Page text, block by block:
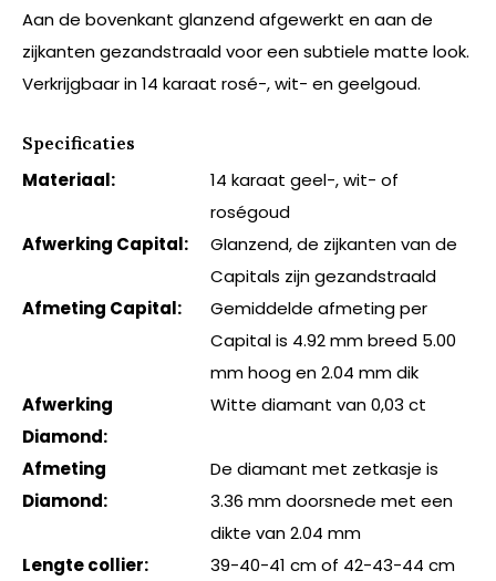
Aan de bovenkant glanzend afgewerkt en aan de
zijkanten gezandstraald voor een subtiele matte look.
Verkrijgbaar in 14 karaat rosé-, wit- en geelgoud.
Specificaties
Materiaal:
14 karaat geel-, wit- of
roségoud
Afwerking Capital:
Glanzend, de zijkanten van de
Capitals zijn gezandstraald
Afmeting Capital:
Gemiddelde afmeting per
Capital is 4.92 mm breed 5.00
mm hoog en 2.04 mm dik
Afwerking
Diamond:
Witte diamant van 0,03 ct
Afmeting
Diamond:
De diamant met zetkasje is
3.36 mm doorsnede met een
dikte van 2.04 mm
Lengte collier:
39-40-41 cm of 42-43-44 cm